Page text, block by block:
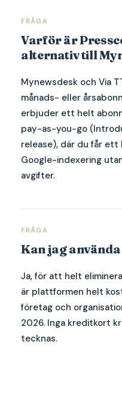
FRÅGA
Varför är
alternativ till
Mynewsdesk och Via
månads- eller
erbjuder ett helt
pay-as-you-go
release), där du får
Google-indexering
avgifter.
FRÅGA
Kan jag
Ja, för att helt
är plattformen helt
företag och
2026. Inga kreditkort
tecknas.